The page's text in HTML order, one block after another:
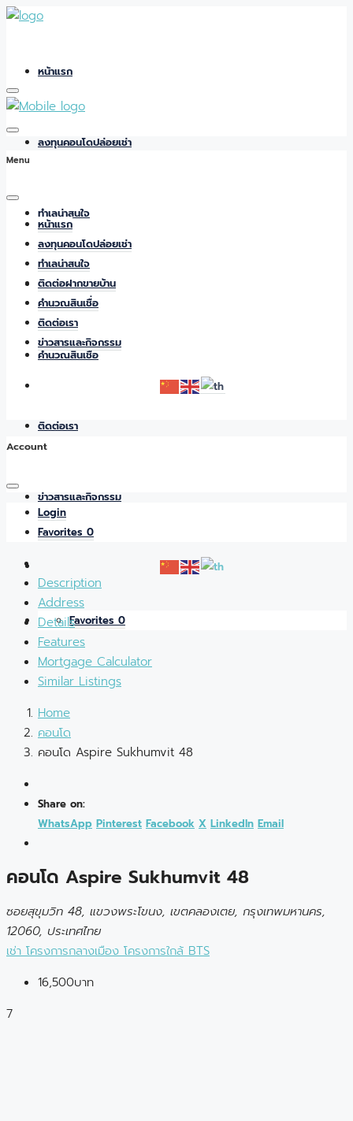
หน้าแรก
ลงทุนคอนโดปล่อยเช่า
ทำเลน่าสนใจ
ติดต่อฝากขายบ้าน
คำนวณสินเชื่อ
ติดต่อเรา
ข่าวสารและกิจกรรม
Favorites 0
Menu
หน้าแรก
ลงทุนคอนโดปล่อยเช่า
ทำเลน่าสนใจ
ติดต่อฝากขายบ้าน
คำนวณสินเชื่อ
ติดต่อเรา
ข่าวสารและกิจกรรม
Account
Login
Favorites 0
Description
Address
Details
Features
Mortgage Calculator
Similar Listings
Home
คอนโด
คอนโด Aspire Sukhumvit 48
Share on:
WhatsApp Pinterest Facebook X LinkedIn Email
คอนโด Aspire Sukhumvit 48
ซอยสุขุมวิท 48, แขวงพระโขนง, เขตคลองเตย, กรุงเทพมหานคร,
12060, ประเทศไทย
เช่า โครงการกลางเมือง โครงการใกล้ BTS
16,500บาท
7